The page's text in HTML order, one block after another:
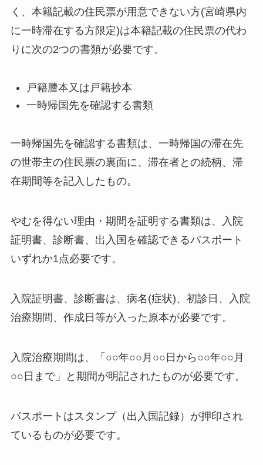
く、本籍記載の住民票が用意できない方(宮崎県内
に一時滞在する方限定)は本籍記載の住民票の代わ
りに次の2つの書類が必要です。
戸籍謄本又は戸籍抄本
一時帰国先を確認する書類
一時帰国先を確認する書類は、一時帰国の滞在先
の世帯主の住民票の裏面に、滞在者との続柄、滞
在期間等を記入したもの。
やむを得ない理由・期間を証明する書類は、入院
証明書、診断書、出入国を確認できるパスポート
いずれか1点必要です。
入院証明書、診断書は、病名(症状)、初診日、入院
治療期間、作成日等が入った原本が必要です。
入院治療期間は、「○○年○○月○○日から○○年○○月
○○日まで」と期間が明記されたものが必要です。
パスポートはスタンプ（出入国記録）が押印され
ているものが必要です。